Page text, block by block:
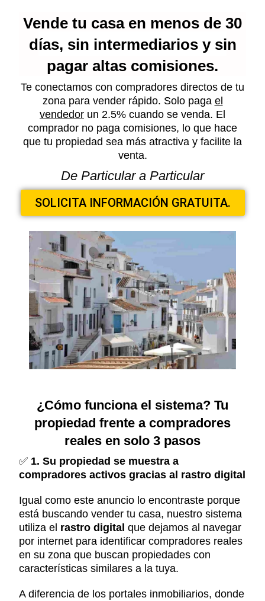
Vende tu casa en menos de 30
días, sin intermediarios y sin
pagar altas comisiones.
Te conectamos con compradores directos de tu
zona para vender rápido. Solo paga el
vendedor un 2.5% cuando se venda. El
comprador no paga comisiones, lo que hace
que tu propiedad sea más atractiva y facilite la
venta.
De Particular a Particular
SOLICITA INFORMACIÓN GRATUITA.
¿Cómo funciona el sistema? Tu
propiedad frente a compradores
reales en solo 3 pasos
✅ 1. Su propiedad se muestra a
compradores activos gracias al rastro digital
Igual como este anuncio lo encontraste porque
está buscando vender tu casa, nuestro sistema
utiliza el rastro digital que dejamos al navegar
por internet para identificar compradores reales
en su zona que buscan propiedades con
características similares a la tuya.
A diferencia de los portales inmobiliarios, donde